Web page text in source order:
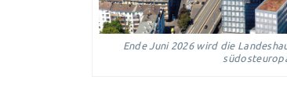
Ende Juni 2026 wird die